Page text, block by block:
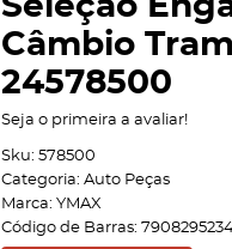
Seleção
Câmbio
24578500
Seja o primeira a avaliar!
Sku: 578500
Categoria: Auto Peças
Marca: YMAX
Código de Barras: